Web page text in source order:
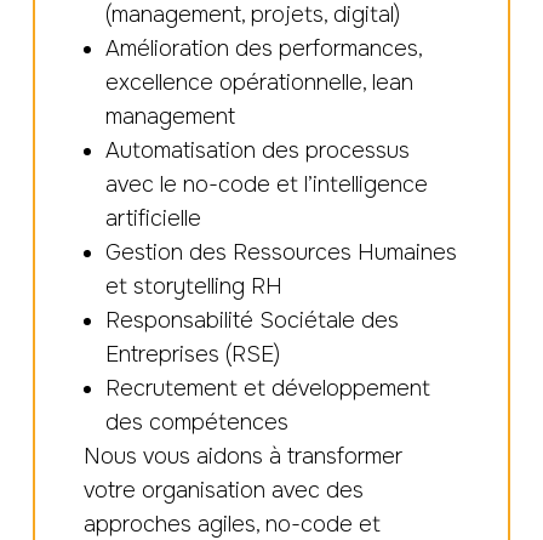
(management, projets, digital)
Amélioration des performances,
excellence opérationnelle, lean
management
Automatisation des processus
avec le no-code et l’intelligence
artificielle
Gestion des Ressources Humaines
et storytelling RH
Responsabilité Sociétale des
Entreprises (RSE)
Recrutement et développement
des compétences
Nous vous aidons à transformer
votre organisation avec des
approches agiles, no-code et